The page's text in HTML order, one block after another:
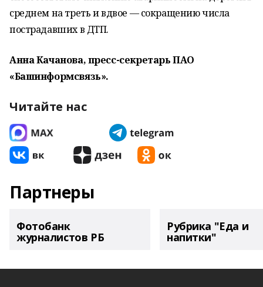
среднем на треть и вдвое — сокращению числа
пострадавших в ДТП.
Анна Качанова, пресс-секретарь ПАО
«Башинформсвязь».
Читайте нас
Партнеры
Фотобанк
журналистов РБ
Рубрика "Еда и
напитки"